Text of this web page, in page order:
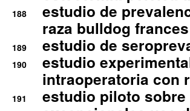
188
estudio de
raza bulldog frances
189 estudio de
190
estudio
intraoperatoria con
191
estudio piloto